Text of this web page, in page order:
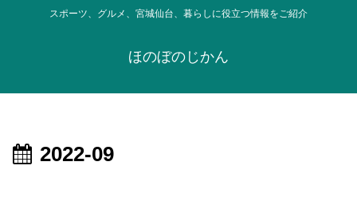
スポーツ、グルメ、宮城仙台、暮らしに役立つ情報をご紹介
ほのぼのじかん
2022-09